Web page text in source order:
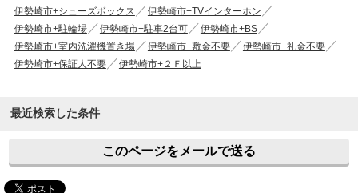
伊勢崎市+シューズボックス
伊勢崎市+TVインターホン
伊勢崎市+駐輪場
伊勢崎市+駐車2台可
伊勢崎市+BS
伊勢崎市+室内洗濯機置き場
伊勢崎市+敷金不要
伊勢崎市+礼金不要
伊勢崎市+保証人不要
伊勢崎市+２Ｆ以上
最近検索した条件
このページをメールで送る